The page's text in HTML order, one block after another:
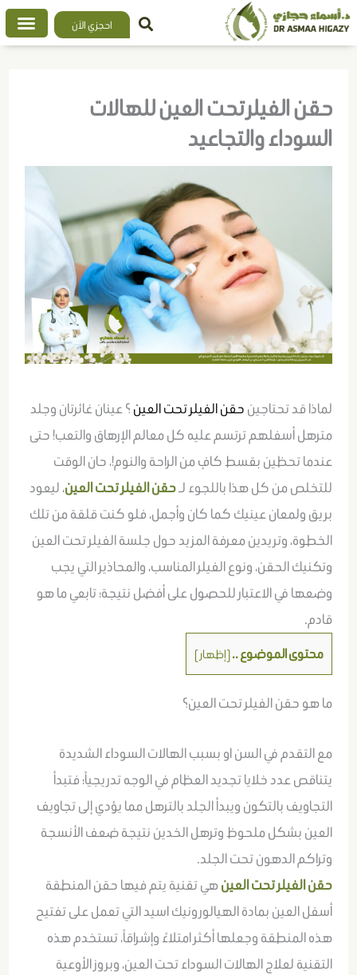
تخطي
إلى
احجزي الآن
حقن الفيلر تحت العين للهالات
السوداء والتجاعيد
لماذا قد تحتاجين حقن الفيلر تحت العين ؟ عينان غائرتان وجلد
مترهل أسفلهم ترتسم عليه كل معالم الإرهاق والتعب! حتى
عندما تحظين بقسط كافٍ من الراحة والنوم!، حان الوقت
للتخلص من كل هذا باللجوء لـحقن الفيلر تحت العين، ليعود
بريق ولمعان عينيك كما كان وأجمل، فلو كنت قلقة من تلك
الخطوة، وتريدين معرفة المزيد حول جلسة الفيلر تحت العين
وتكنيك الحقن، ونوع الفيلر المناسب، والمحاذير التي يجب
وضعها في الاعتبار للحصول على أفضل نتيجة؛ تابعي ما هو
قادم.
محتوى الموضوع ..[إظهار]
ما هو حقن الفيلر تحت العين؟
مع التقدم في السن او بسبب الهالات السوداء الشديدة
يتناقص عدد خلايا تجديد العظام في الوجه تدريجياً؛ فتبدأ
التجاويف بالتكون ويبدأ الجلد بالترهل مما يؤدي إلى تجاويف
العين بشكل ملحوظ وترهل الخدين نتيجة ضعف الأنسجة
وتراكم الدهون تحت الجلد.
حقن الفيلر تحت العينهي تقنية يتم فيها حقن المنطقة
أسفل العين بمادة الهيالورونيك اسيد التي تعمل على تفتيح
هذه المنطقة وجعلها أكثر امتلاءً وإشراقاً، تستخدم هذه
التقنية لعلاج الهالات السوداء تحت العين، وبروز الأوعية